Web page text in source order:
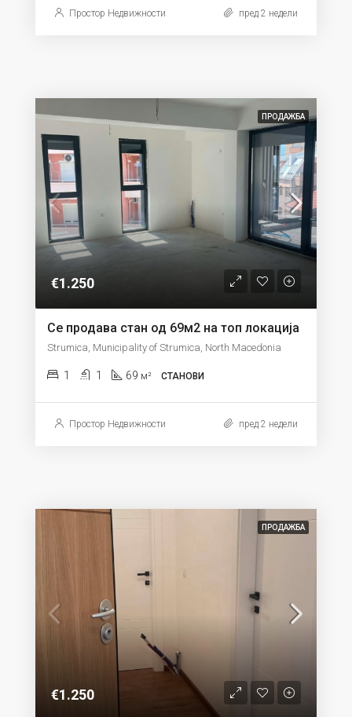
Простор Недвижности пред 2 недели
ПРОДАЖБА
€1.250
Се продава стан од 69м2 на топ локација
Strumica, Municipality of Strumica, North Macedonia
1 1 69 м² СТАНОВИ
Простор Недвижности пред 2 недели
ПРОДАЖБА
€1.250